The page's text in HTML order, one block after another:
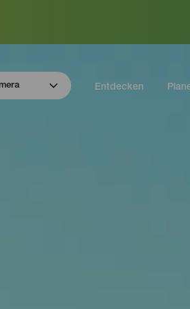
Entdecken